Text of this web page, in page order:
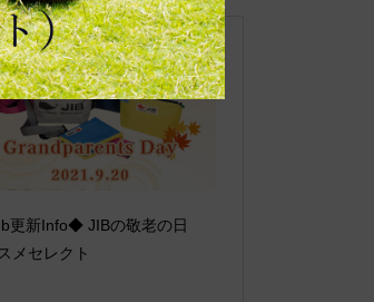
更新Info◆ JIBの敬老の日
メセレクト